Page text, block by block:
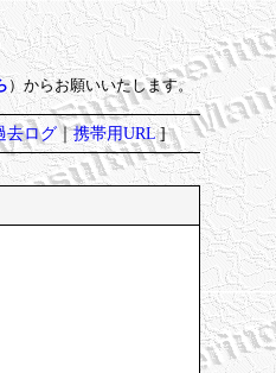
）からお願いいたします。
去ログ｜携帯用URL]